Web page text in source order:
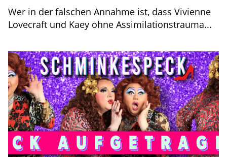
Wer in der falschen Annahme ist, dass Vivienne
Lovecraft und Kaey ohne Assimilationstrauma...